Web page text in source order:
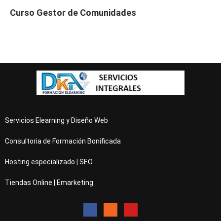
Curso Gestor de Comunidades
Servicios Elearning y Diseño Web
Consultoria de Formación Bonificada
Hosting especializado | SEO
Tiendas Online | Emarketing